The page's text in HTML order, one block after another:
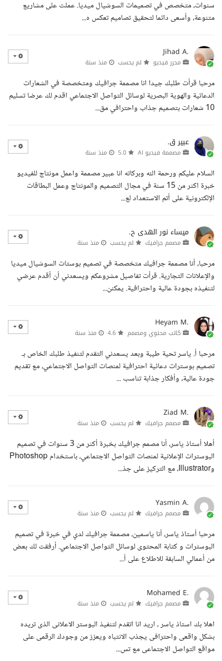
سنوات، متخصص في تصميمات السوشيال ميديا. عملت على مشاريع
متنوعة، وأسعى دائما لتحقيق تصاميم تعكس ه...
Jihad A.
محرر فيديو لم يحسب منذ سنة
مرحبا قرأت طلبك جيدا انا مصممة جرافيك ومتخصصة في الشعارات
الدعائية والهوية البصرية لوسائل التواصل الاجتماعي اقدم لك عرضا تسليم
10 شعارات بتصميم جذاب واحترافي مق...
عبير ق.
مصممة فيديو AI منذ سنة
السلام عليكم ورحمة الله وبركاته انا عبير مصممة واعمل مونتاج للفيديو
خبرة اكثر من 15 سنة في مجال التصميم والمونتاج وعمل البطاقات
الإلكترونية على أتم الاستعداد لع...
ميساء نور الهدى ح.
مصمم جرافيك لم يحسب منذ سنة
مرحبا، أنا مصممة جرافيك متخصصة في تصميم بوستات السوشيال ميديا
والإعلانات التجارية. قرأت تفاصيل مشروعكم ويسعدني أن أقدم عرضي
لتنفيذه بجودة عالية واحترافية. يمكنن...
Heyam M.
كاتب محتوي ومصمم منذ سنة
مرحبا أ. ياسر تحية طيبة وبعد يسعدني التقدم لتنفيذ طلبك الخاص بـ
تصميم بوسترات دعائية احترافية لمنصات التواصل الاجتماعي، مع تقديم
جودة عالية، وأفكار جذابة تناسب ...
Ziad M.
مصمم جرافيك لم يحسب منذ سنة
أهلا أستاذ ياسر، أنا مصمم جرافيك بخبرة أكثر من 3 سنوات في تصميم
البوسترات الإعلانية لمنصات التواصل الاجتماعي، باستخدام Photoshop
وIllustrator، مع التركيز على جذ...
Yasmin A.
مصمم جرافيك لم يحسب منذ سنة
مرحبا أستاذ ياسر، أنا ياسمين، مصممة جرافيك لدي في خبرة في تصميم
البوسترات و كتابة المحتوى لوسائل التواصل الاجتماعي. أرفقت لك بعض
من أعمالي السابقة للاطلاع على أ...
Mohamed E.
مصمم جرافيك لم يحسب منذ سنة
اهلا بك استاذ ياسر ، اريد انا اتقدم لتنفيذ البوستر الاعلانى الذى تريده
بشكل واقعى واحترافى يجذب الانتباه ويعزز من وجودك الرقمى على
مواقع التواصل الاجتماعى مع تس...